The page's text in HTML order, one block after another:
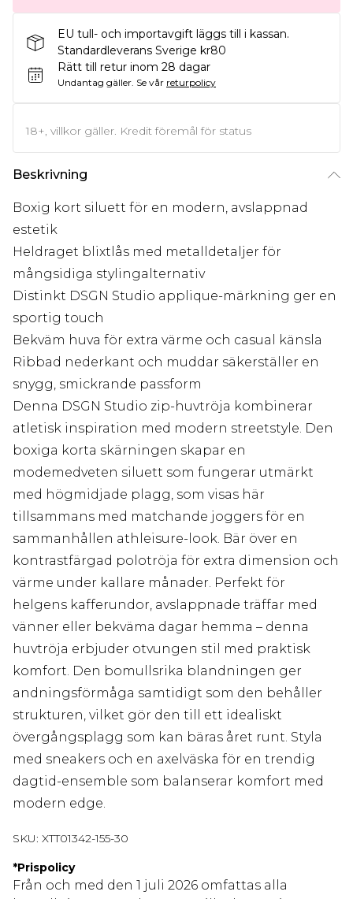
EU tull- och importavgift läggs till i kassan.
Standardleverans Sverige kr80
Rätt till retur inom 28 dagar
Undantag gäller. Se vår returpolicy
18+, villkor gäller. Kredit föremål för status
Beskrivning
Boxig kort siluett för en modern, avslappnad
estetik
Heldraget blixtlås med metalldetaljer för
mångsidiga stylingalternativ
Distinkt DSGN Studio applique-märkning ger en
sportig touch
Bekväm huva för extra värme och casual känsla
Ribbad nederkant och muddar säkerställer en
snygg, smickrande passform
Denna DSGN Studio zip-huvtröja kombinerar
atletisk inspiration med modern streetstyle. Den
boxiga korta skärningen skapar en
modemedveten siluett som fungerar utmärkt
med högmidjade plagg, som visas här
tillsammans med matchande joggers för en
sammanhållen athleisure-look. Bär över en
kontrastfärgad polotröja för extra dimension och
värme under kallare månader. Perfekt för
helgens kafferundor, avslappnade träffar med
vänner eller bekväma dagar hemma – denna
huvtröja erbjuder otvungen stil med praktisk
komfort. Den bomullsrika blandningen ger
andningsförmåga samtidigt som den behåller
strukturen, vilket gör den till ett idealiskt
övergångsplagg som kan bäras året runt. Styla
med sneakers och en axelväska för en trendig
dagtid-ensemble som balanserar komfort med
modern edge.
SKU: XTT01342-155-30
*Prispolicy
Från och med den 1 juli 2026 omfattas alla